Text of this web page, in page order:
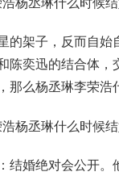
的架子，反而自
陈奕迅的结合体
那么杨丞琳李荣
结婚绝对会公开